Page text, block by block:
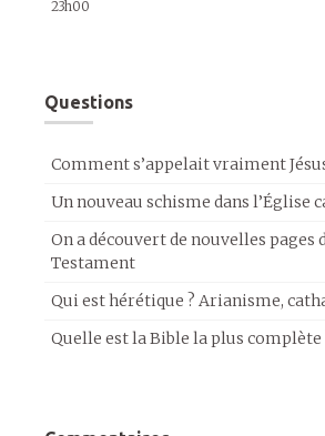
23h00
Questions
Comment s’appelait vraiment
Un nouveau schisme dans l’Église
On a découvert de nouvelles pages
Testament
Qui est hérétique ? Arianisme,
Quelle est la Bible la plus complète